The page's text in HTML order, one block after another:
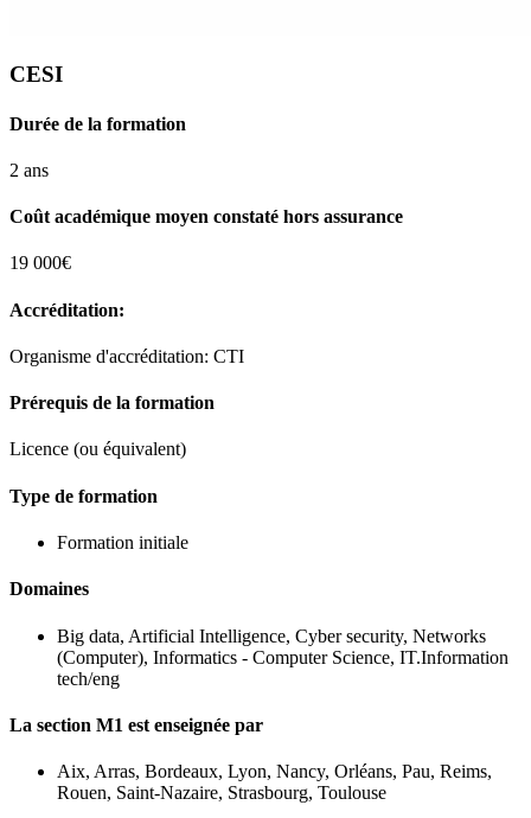
CESI
Durée de la formation
2 ans
Coût académique moyen constaté hors assurance
19 000€
Accréditation:
Organisme d'accréditation: CTI
Prérequis de la formation
Licence (ou équivalent)
Type de formation
Formation initiale
Domaines
Big data, Artificial Intelligence, Cyber security, Networks
(Computer), Informatics - Computer Science, IT.Information
tech/eng
La section M1 est enseignée par
Aix, Arras, Bordeaux, Lyon, Nancy, Orléans, Pau, Reims,
Rouen, Saint-Nazaire, Strasbourg, Toulouse